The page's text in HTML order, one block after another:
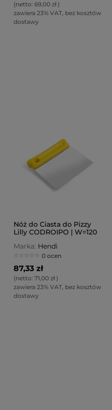
(netto: 69,00 zł)
zawiera 23% VAT, bez kosztów
dostawy
Nóż do Ciasta do Pizzy
Lilly CODROIPO | W=120
Marka: Hendi
0 ocen
87,33 zł
(netto: 71,00 zł)
zawiera 23% VAT, bez kosztów
dostawy